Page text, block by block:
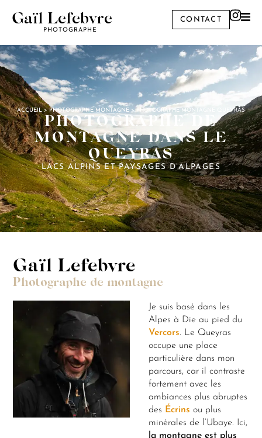
Gaïl Lefebvre
PHOTOGRAPHE
CONTACT
ACCUEIL >PHOTOGRAPHE MONTAGNE >PHOTOGRAPHE MONTAGNE QUEYRAS
PHOTOGRAPHE DE
MONTAGNE DANS LE
QUEYRAS
LACS ALPINS ET PAYSAGES D’ALPAGES
Gaïl Lefebvre
Photographe de montagne
Je suis basé dans les
Alpes à Die au pied du
Vercors. Le Queyras
occupe une place
particulière dans mon
parcours, car il contraste
fortement avec les
ambiances plus abruptes
des Écrins ou plus
minérales de l’Ubaye. Ici,
la montagne est plus